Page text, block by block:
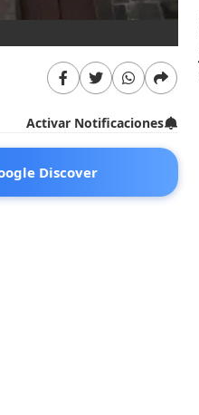
Activar Notificaciones
Discover